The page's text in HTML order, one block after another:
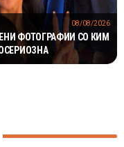
ФОТОГРАФИИ СО КИМ
08/08/2026